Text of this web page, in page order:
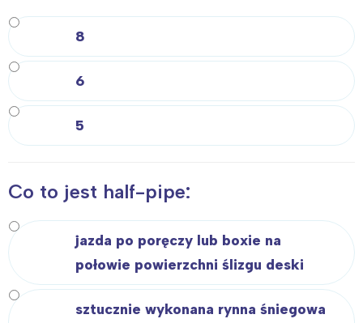
8
6
5
Co to jest half-pipe:
jazda po poręczy lub boxie na
połowie powierzchni ślizgu deski
sztucznie wykonana rynna śniegowa